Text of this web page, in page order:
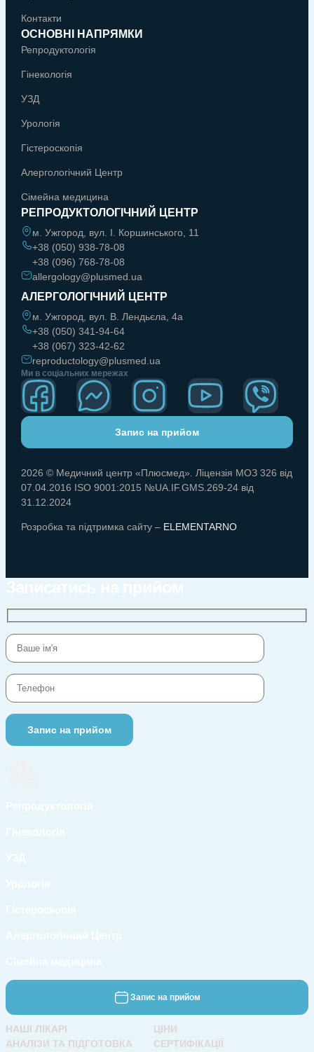
Контакти
ОСНОВНІ НАПРЯМКИ
Репродуктологія
Гінекологія
УЗД
Урологія
Гістероскопія
Алергологічний Центр
Сімейна медицина
РЕПРОДУКТОЛОГІЧНИЙ ЦЕНТР
м. Ужгород, вул. І. Коршинського, 11
+38 (050) 938-78-08
+38 (096) 768-78-08
allergology@plusmed.ua
АЛЕРГОЛОГІЧНИЙ ЦЕНТР
м. Ужгород, вул. В. Лендьєла, 4а
+38 (050) 341-94-64
+38 (067) 323-42-62
reproductology@plusmed.ua
Ми в соціальних мережах
Запис на прийом
2026 © Медичний центр «Плюсмед». Ліцензія МОЗ 326 від
07.04.2016 ISO 9001:2015 №UA.IF.GMS.269-24 від
31.12.2024
Розробка та підтримка сайту – ELEMENTARNO
Запис на прийом
НАШІ ЛІКАРІ
ЦІНИ
АНАЛІЗИ ТА ПІДГОТОВКА
СЕРТИФІКАЦІЇ